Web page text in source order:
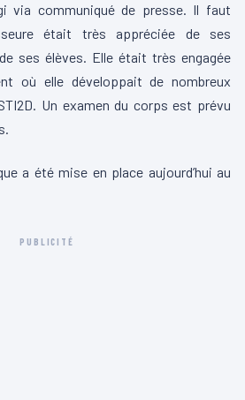
via communiqué de presse. Il faut
était très appréciée de ses
ses élèves. Elle était très engagée
où elle développait de nombreux
Un examen du corps est prévu
a été mise en place aujourd’hui au
PUBLICITÉ